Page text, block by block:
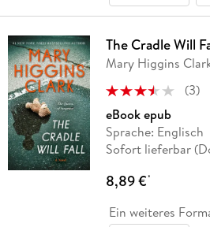
The Cradle Will
Mary Higgins
(3)
eBook epub
Sprache: Englisch
Sofort lieferbar
8,89 €*
Ein weiteres